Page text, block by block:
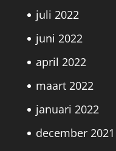
juli 2022
juni 2022
april 2022
maart 2022
januari 2022
december 2021